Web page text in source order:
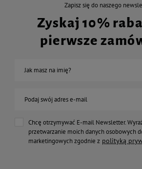
Zapisz się do naszego
Zyskaj 10%
pierwsze
Jak masz na imię?
Podaj swój adres e-mail
Chcę otrzymywać E-mail Newsletter.
przetwarzanie moich danych osobowych
marketingowych zgodnie z polityką